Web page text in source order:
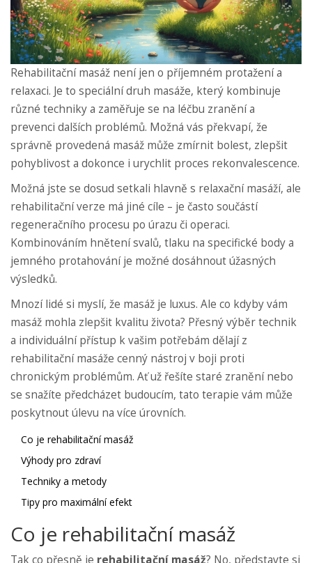
Rehabilitační masáž není jen o příjemném protažení a
relaxaci. Je to speciální druh masáže, který kombinuje
různé techniky a zaměřuje se na léčbu zranění a
prevenci dalších problémů. Možná vás překvapí, že
správně provedená masáž může zmírnit bolest, zlepšit
pohyblivost a dokonce i urychlit proces rekonvalescence.
Možná jste se dosud setkali hlavně s relaxační masáží, ale
rehabilitační verze má jiné cíle – je často součástí
regeneračního procesu po úrazu či operaci.
Kombinováním hnětení svalů, tlaku na specifické body a
jemného protahování je možné dosáhnout úžasných
výsledků.
Mnozí lidé si myslí, že masáž je luxus. Ale co kdyby vám
masáž mohla zlepšit kvalitu života? Přesný výběr technik
a individuální přístup k vašim potřebám dělají z
rehabilitační masáže cenný nástroj v boji proti
chronickým problémům. Ať už řešíte staré zranění nebo
se snažíte předcházet budoucím, tato terapie vám může
poskytnout úlevu na více úrovních.
Co je rehabilitační masáž
Výhody pro zdraví
Techniky a metody
Tipy pro maximální efekt
Co je rehabilitační masáž
Tak co přesně je rehabilitační masáž? No, představte si